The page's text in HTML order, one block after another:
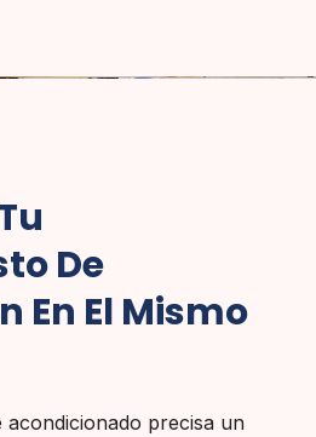
De
En El Mismo
acondicionado precisa un